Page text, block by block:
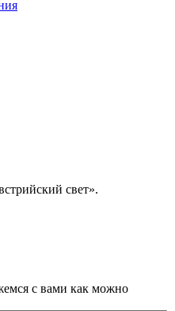
свет».
с вами как можно